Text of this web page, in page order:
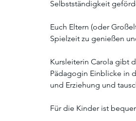
Selbstständigkeit
Euch Eltern (oder
Spielzeit zu genießen
Kursleiterin Carola gibt
Pädagogin Einblicke in
und Erziehung und
Für die Kinder ist